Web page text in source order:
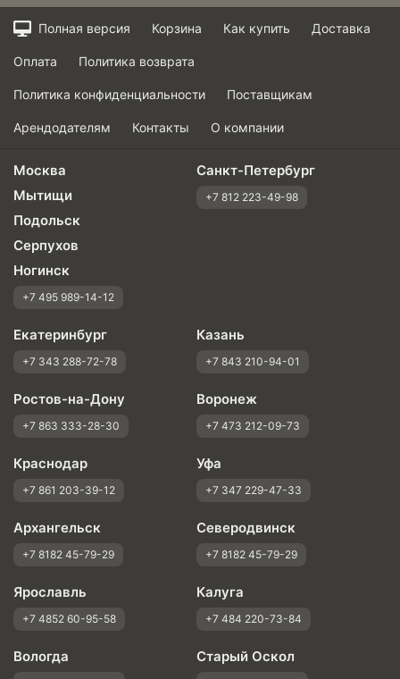
Полная версия Корзина Как купить Доставка
Оплата Политика возврата
Политика конфиденциальности Поставщикам
Арендодателям Контакты О компании
Москва
Мытищи
Подольск
Серпухов
Ногинск
+7 495 989-14-12
Санкт-Петербург
+7 812 223-49-98
Екатеринбург
+7 343 288-72-78
Казань
+7 843 210-94-01
Ростов-на-Дону
+7 863 333-28-30
Воронеж
+7 473 212-09-73
Краснодар
+7 861 203-39-12
Уфа
+7 347 229-47-33
Архангельск
+7 8182 45-79-29
Северодвинск
+7 8182 45-79-29
Ярославль
+7 4852 60-95-58
Калуга
+7 484 220-73-84
Вологда Старый Оскол